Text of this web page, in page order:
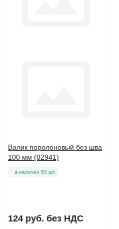
Валик поролоновый без шва
100 мм (02941)
в наличии 50 шт.
124 руб. без НДС